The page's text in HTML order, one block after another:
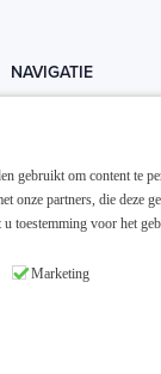
NAVIGATIE
Media links
gebruikt om content te
onze partners, die deze
toestemming voor het
Marketing